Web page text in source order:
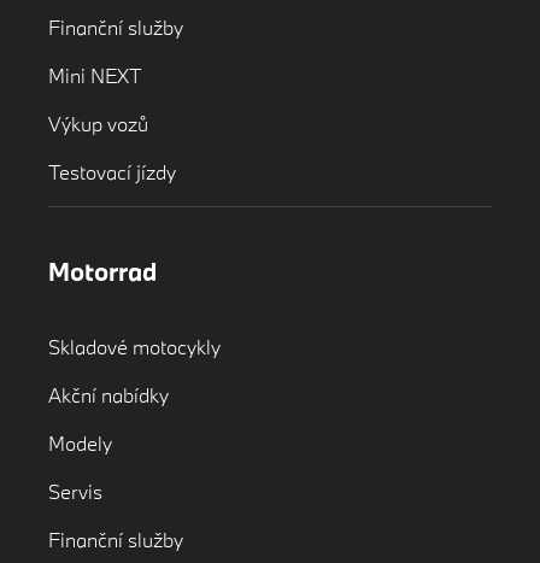
Finanční služby
Mini NEXT
Výkup vozů
Testovací jízdy
Motorrad
Skladové motocykly
Akční nabídky
Modely
Servis
Finanční služby